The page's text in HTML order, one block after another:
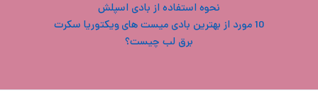
نحوه استفاده از بادی اسپلش
10 مورد از بهترین بادی میست های ویکتوریا سکرت
برق لب چیست؟